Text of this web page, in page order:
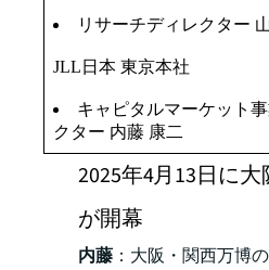
リサーチディレクター
JLL日本 東京本社
キャピタルマーケット
クター 内藤 康二
2025年4月13日に
が開幕
内藤 ：大阪・関西万博